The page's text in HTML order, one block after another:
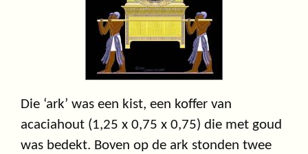
Die ‘ark’ was een kist, een koffer van
acaciahout (1,25 x 0,75 x 0,75) die met goud
was bedekt. Boven op de ark stonden twee